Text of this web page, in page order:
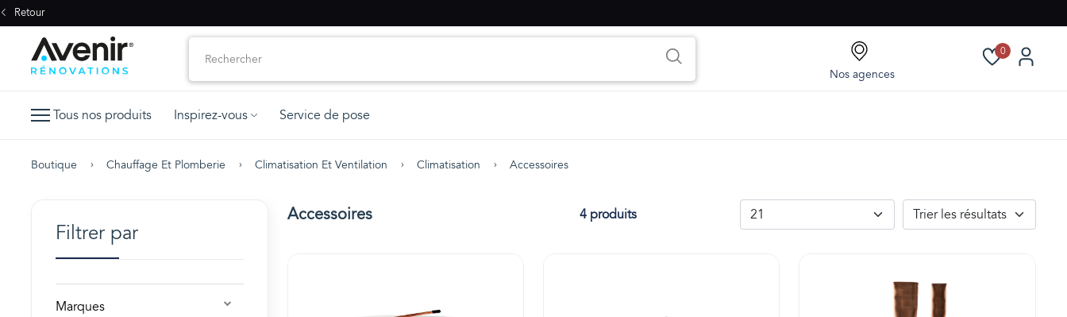
Retour
Nos agences
0
Tous nos produits Inspirez-vous Service de pose
Boutique Chauffage Et Plomberie Climatisation Et Ventilation Climatisation Accessoires
Filtrer par
Marques
Accessoires 4 produits